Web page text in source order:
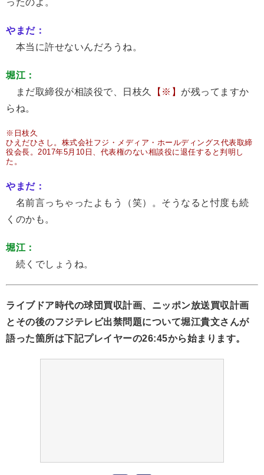
ったのよ。
やまだ：
本当に許せないんだろうね。
堀江：
まだ取締役が相談役で、日枝久
【※】 が残ってますか
らね。
※日枝久
ひえだひさし。株式会社フジ・メディア・ホールディングス代表取締
役会長。2017年5月10日、代表権のない相談役に退任すると判明し
た。
やまだ：
名前言っちゃったよもう（笑）。そうなると忖度も続
くのかも。
堀江：
続くでしょうね。
ライブドア時代の球団買収計画、ニッポン放送買収計画
とその後のフジテレビ出禁問題について堀江貴文さんが
語った箇所は下記プレイヤーの26:45から始まります。